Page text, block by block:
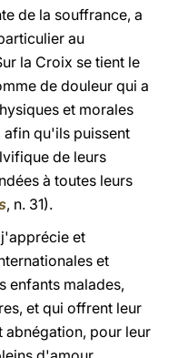
de la souffrance, a
au
la Croix se tient le
de douleur qui a
et morales
afin qu'ils puissent
de leurs
à toutes leurs
, n. 31).
et
et
enfants malades,
et qui offrent leur
pour leur